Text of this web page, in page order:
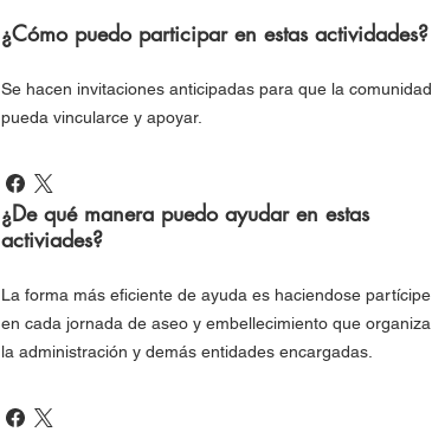
¿Cómo puedo participar en estas actividades?
Se hacen invitaciones anticipadas para que la comunidad
pueda vincularce y apoyar.
¿De qué manera puedo ayudar en estas
activiades?
La forma más eficiente de ayuda es haciendose partícipe
en cada jornada de aseo y embellecimiento que organiza
la administración y demás entidades encargadas.